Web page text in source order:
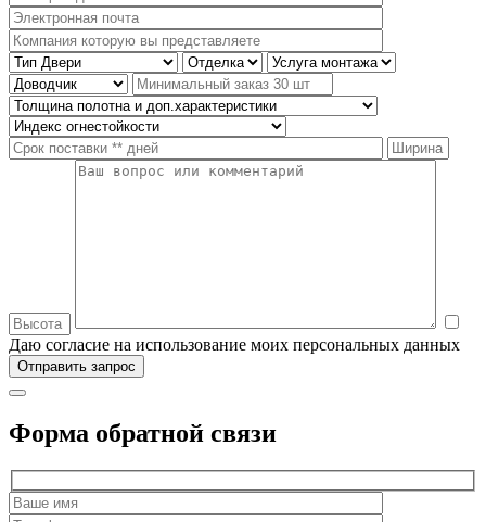
Даю согласие на использование моих персональных данных
Форма обратной связи